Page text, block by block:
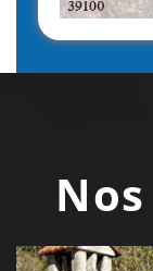
Couvreur